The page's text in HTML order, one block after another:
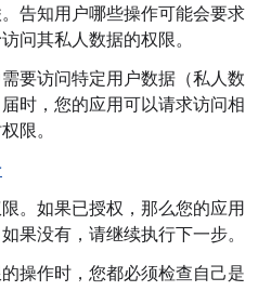
告知用户哪些操作可能会要求
问其私人数据的权限。
要访问特定用户数据（私人数
时，您的应用可以请求访问相
限。
。如果已授权，那么您的应用
果没有，请继续执行下一步。
操作时，您都必须检查自己是